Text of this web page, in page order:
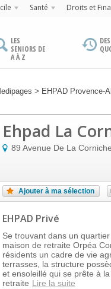
Santé Droits et
LES
SENIORS DE
A À Z
> EHPAD Provence-
Ehpad La
89 Avenue De La
Ajouter à ma sélection
EHPAD Privé
Se trouvant dans un
maison de retraite Orpéa
résidents un cadre de vie
terrasses, la structure
et ensoleillé qui se prête à
retraite Lire la suite